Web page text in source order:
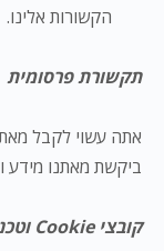
הקשורות אלינו.
תקשורת פרסומית
אתה עשוי לקבל
ביקשת מאתנו
קובצי Cookie וטכנולוגיות מעקב אחרות